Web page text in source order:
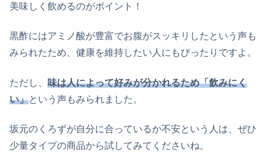
美味しく飲めるのがポイント！
黒酢にはアミノ酸が豊富でお腹がスッキリしたという声も
みられたため、健康を維持したい人にもぴったりですよ。
ただし、 味は人によって好みが分かれるため「飲みにく
い」という声もみられました。
坂元のくろずが自分に合っているか不安という人は、ぜひ
少量タイプの商品から試してみてくださいね。